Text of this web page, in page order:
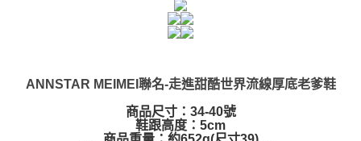
ANNSTAR MEIMEI聯名-走進甜酷世界流線厚底老爹鞋
商品尺寸：34-40號
鞋跟高度：5cm